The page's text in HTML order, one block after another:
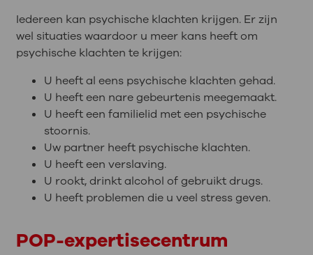
Iedereen kan psychische klachten krijgen. Er zijn
wel situaties waardoor u meer kans heeft om
psychische klachten te krijgen:
U heeft al eens psychische klachten gehad.
U heeft een nare gebeurtenis meegemaakt.
U heeft een familielid met een psychische
stoornis.
Uw partner heeft psychische klachten.
U heeft een verslaving.
U rookt, drinkt alcohol of gebruikt drugs.
U heeft problemen die u veel stress geven.
POP-expertisecentrum